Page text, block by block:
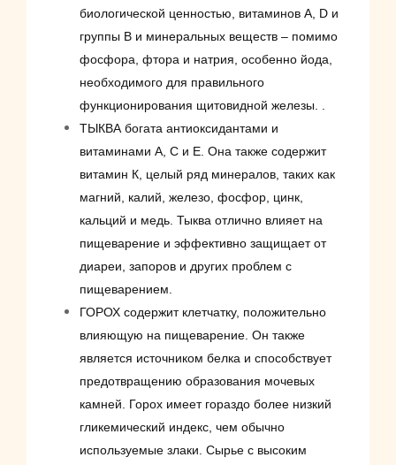
биологической ценностью, витаминов А, D и
группы В и минеральных веществ – помимо
фосфора, фтора и натрия, особенно йода,
необходимого для правильного
функционирования щитовидной железы. .
ТЫКВА богата антиоксидантами и
витаминами А, С и Е. Она также содержит
витамин К, целый ряд минералов, таких как
магний, калий, железо, фосфор, цинк,
кальций и медь. Тыква отлично влияет на
пищеварение и эффективно защищает от
диареи, запоров и других проблем с
пищеварением.
ГОРОХ содержит клетчатку, положительно
влияющую на пищеварение. Он также
является источником белка и способствует
предотвращению образования мочевых
камней. Горох имеет гораздо более низкий
гликемический индекс, чем обычно
используемые злаки. Сырье с высоким